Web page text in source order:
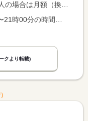
の場合は時間額を表示しています。
交替制（シフト制） 又は 9時00分〜21時00分の時間の間の4時間以上 就業時間に関する特記事項 ＊勤務時間帯はシフトにより変動します <BR> ＊１日４時間以上〜勤務可 ＊勤務時間の相談応じます <BR> ＊土日祝お休みの相談応じます <BR> ＊休憩時間は労働条件に応じて法定通り
クより転載)